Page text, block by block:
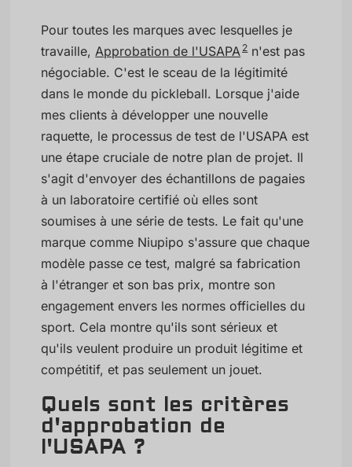
Pour toutes les marques avec lesquelles je
travaille, Approbation de l'USAPA 2n'est pas
négociable. C'est le sceau de la légitimité
dans le monde du pickleball. Lorsque j'aide
mes clients à développer une nouvelle
raquette, le processus de test de l'USAPA est
une étape cruciale de notre plan de projet. Il
s'agit d'envoyer des échantillons de pagaies
à un laboratoire certifié où elles sont
soumises à une série de tests. Le fait qu'une
marque comme Niupipo s'assure que chaque
modèle passe ce test, malgré sa fabrication
à l'étranger et son bas prix, montre son
engagement envers les normes officielles du
sport. Cela montre qu'ils sont sérieux et
qu'ils veulent produire un produit légitime et
compétitif, et pas seulement un jouet.
Quels sont les critères
d'approbation de
l'USAPA ?